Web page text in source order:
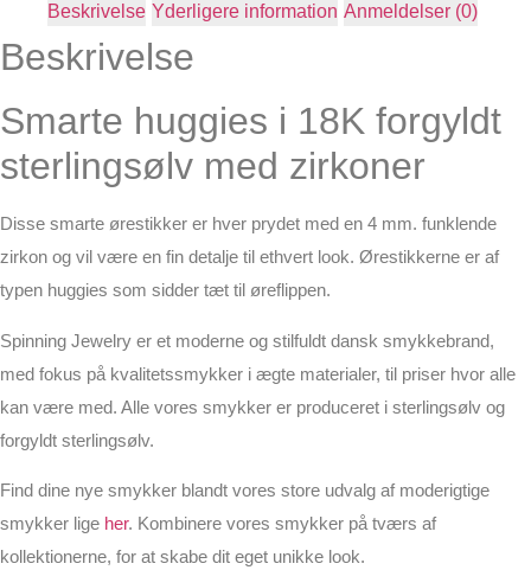
Beskrivelse Yderligere information Anmeldelser (0)
Beskrivelse
Smarte huggies i 18K forgyldt
sterlingsølv med zirkoner
Disse smarte ørestikker er hver prydet med en 4 mm. funklende
zirkon og vil være en fin detalje til ethvert look. Ørestikkerne er af
typen huggies som sidder tæt til øreflippen.
Spinning Jewelry er et moderne og stilfuldt dansk smykkebrand,
med fokus på kvalitetssmykker i ægte materialer, til priser hvor alle
kan være med. Alle vores smykker er produceret i sterlingsølv og
forgyldt sterlingsølv.
Find dine nye smykker blandt vores store udvalg af moderigtige
smykker lige her. Kombinere vores smykker på tværs af
kollektionerne, for at skabe dit eget unikke look.